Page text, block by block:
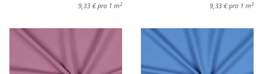
9,33 € pro 1 m 2 9,33 € pro 1 m 2